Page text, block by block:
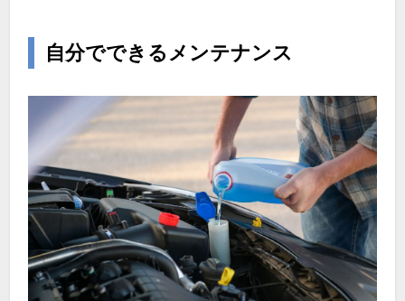
自分でできるメンテナンス